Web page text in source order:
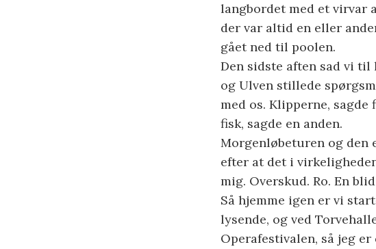
langbordet med et virvar
der var altid en eller
gået ned til poolen.
Den sidste aften sad vi til
og Ulven stillede
med os. Klipperne,
fisk, sagde en anden.
Morgenløbeturen og den
efter at det i
mig. Overskud. Ro. En
Så hjemme igen er vi
lysende, og ved
Operafestivalen, så jeg